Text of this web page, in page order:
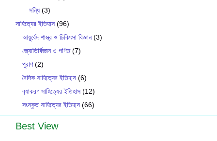
সন্ধি(3)
সাহিত্যের ইতিহাস (96)
আয়ুর্বেদ শাস্ত্র ও চিকিৎসা বিজ্ঞান(3)
জ্যোতির্বিজ্ঞান ও গণিত(7)
পুরাণ(2)
বৈদিক সাহিত্যের ইতিহাস (6)
ব‍্যাকরণ সাহিত‍্যের ইতিহাস (12)
সংস্কৃত সাহিত্যের ইতিহাস (66)
Best View